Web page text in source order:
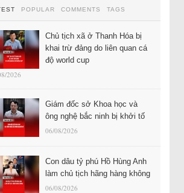
POPULAR COMMENTS TAGS
Chủ tịch xã ở Thanh Hóa bị
khai trừ đảng do liên quan cá
độ world cup
2026
Giám đốc sở Khoa học và
ông nghệ bắc ninh bị khởi tố
06/08/2026
Con dâu tỷ phú Hồ Hùng Anh
làm chủ tịch hãng hàng không
06/08/2026